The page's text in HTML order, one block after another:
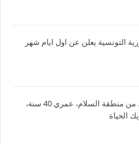
التونسية يعلن عن اول ايام شهر
أنا شيخة من الكويت، من منطقة السلام، عمري 40 سنة،
الحياة